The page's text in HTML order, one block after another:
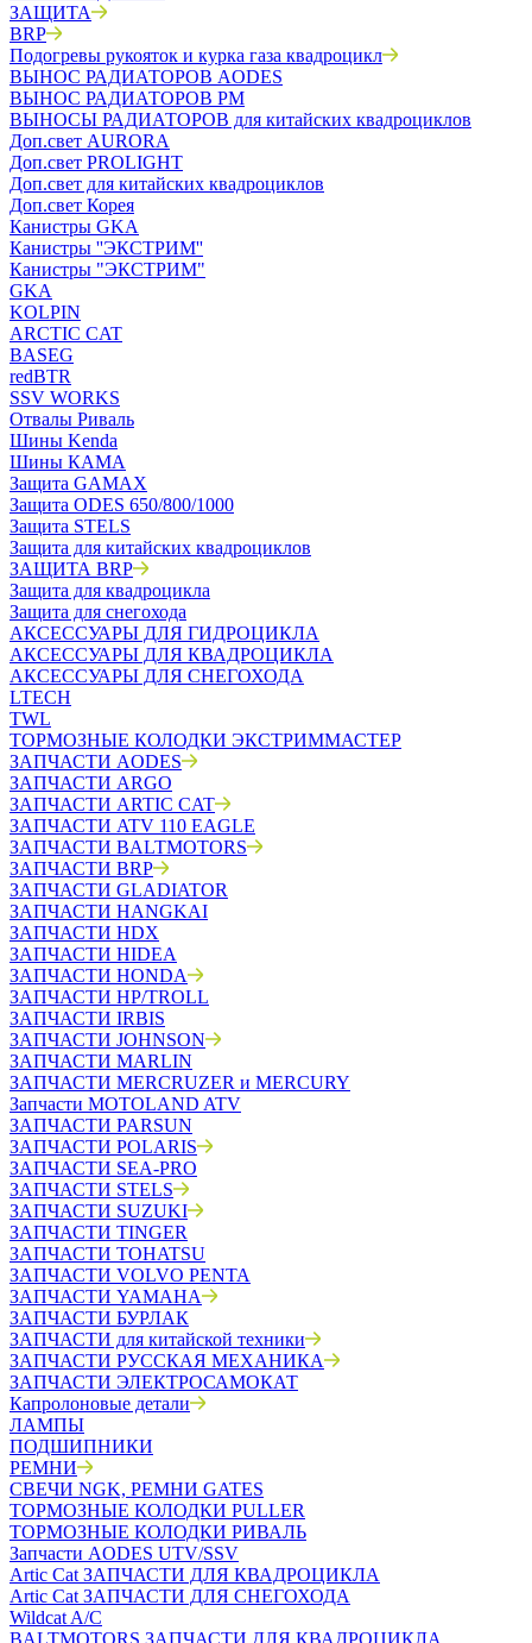
ЗАЩИТА
BRP
Подогревы рукояток и курка газа квадроцикл
ВЫНОС РАДИАТОРОВ AODES
ВЫНОС РАДИАТОРОВ РМ
ВЫНОСЫ РАДИАТОРОВ для китайских квадроциклов
Доп.свет AURORA
Доп.свет PROLIGHT
Доп.свет для китайских квадроциклов
Доп.свет Корея
Канистры GKA
Канистры ''ЭКСТРИМ''
Канистры "ЭКСТРИМ"
GKA
KOLPIN
ARCTIC CAT
BASEG
redBTR
SSV WORKS
Отвалы Риваль
Шины Kenda
Шины КАМА
Защита GAMAX
Защита ODES 650/800/1000
Защита STELS
Защита для китайских квадроциклов
ЗАЩИТА BRP
Защита для квадроцикла
Защита для снегохода
АКСЕССУАРЫ ДЛЯ ГИДРОЦИКЛА
АКСЕССУАРЫ ДЛЯ КВАДРОЦИКЛА
АКСЕССУАРЫ ДЛЯ СНЕГОХОДА
LTECH
TWL
ТОРМОЗНЫЕ КОЛОДКИ ЭКСТРИММАСТЕР
ЗАПЧАСТИ AODES
ЗАПЧАСТИ ARGO
ЗАПЧАСТИ ARTIC CAT
ЗАПЧАСТИ ATV 110 EAGLE
ЗАПЧАСТИ BALTMOTORS
ЗАПЧАСТИ BRP
ЗАПЧАСТИ GLADIATOR
ЗАПЧАСТИ HANGKAI
ЗАПЧАСТИ HDX
ЗАПЧАСТИ HIDEA
ЗАПЧАСТИ HONDA
ЗАПЧАСТИ HP/TROLL
ЗАПЧАСТИ IRBIS
ЗАПЧАСТИ JOHNSON
ЗАПЧАСТИ MARLIN
ЗАПЧАСТИ MERCRUZER и MERCURY
Запчасти MOTOLAND ATV
ЗАПЧАСТИ PARSUN
ЗАПЧАСТИ POLARIS
ЗАПЧАСТИ SEA-PRO
ЗАПЧАСТИ STELS
ЗАПЧАСТИ SUZUKI
ЗАПЧАСТИ TINGER
ЗАПЧАСТИ TOHATSU
ЗАПЧАСТИ VOLVO PENTA
ЗАПЧАСТИ YAMAHA
ЗАПЧАСТИ БУРЛАК
ЗАПЧАСТИ для китайской техники
ЗАПЧАСТИ РУССКАЯ МЕХАНИКА
ЗАПЧАСТИ ЭЛЕКТРОСАМОКАТ
Капролоновые детали
ЛАМПЫ
ПОДШИПНИКИ
РЕМНИ
СВЕЧИ NGK, РЕМНИ GATES
ТОРМОЗНЫЕ КОЛОДКИ PULLER
ТОРМОЗНЫЕ КОЛОДКИ РИВАЛЬ
Запчасти AODES UTV/SSV
Artic Cat ЗАПЧАСТИ ДЛЯ КВАДРОЦИКЛА
Artic Cat ЗАПЧАСТИ ДЛЯ СНЕГОХОДА
Wildcat A/C
BALTMOTORS ЗАПЧАСТИ ДЛЯ КВАДРОЦИКЛА